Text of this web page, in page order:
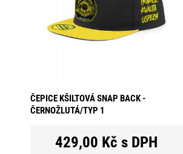
ČEPICE KŠILTOVÁ SNAP BACK -
ČERNOŽLUTÁ/TYP 1
429,00 Kč s DPH